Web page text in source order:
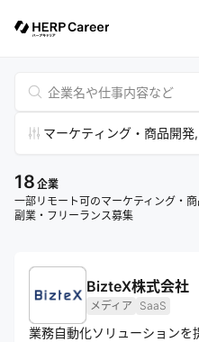
マーケティング・商品開
18 企業
一部リモート可のマーケティング・
副業・フリーランス募集
BizteX株式会社
メディア SaaS
業務自動化ソリューションを